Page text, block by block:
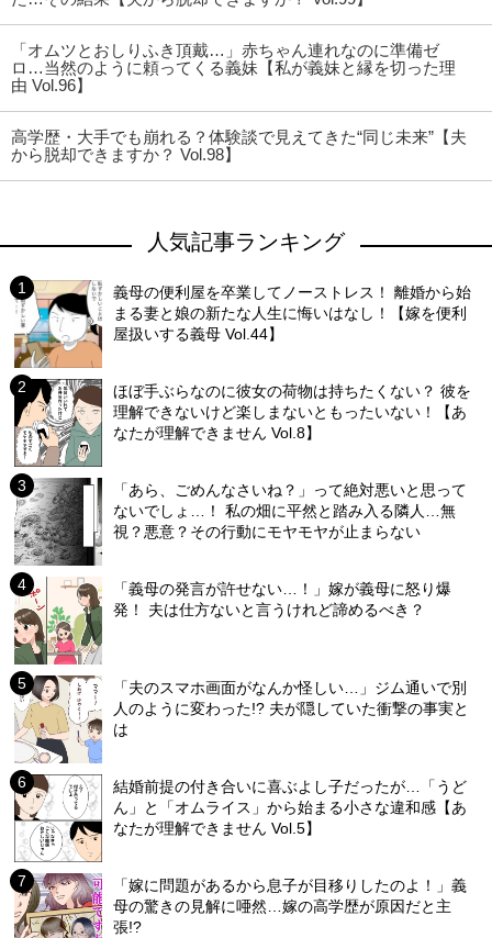
「オムツとおしりふき頂戴…」赤ちゃん連れなのに準備ゼ
ロ…当然のように頼ってくる義妹【私が義妹と縁を切った理
由 Vol.96】
高学歴・大手でも崩れる？体験談で見えてきた“同じ未来”【夫
から脱却できますか？ Vol.98】
人気記事ランキング
義母の便利屋を卒業してノーストレス！ 離婚から始
まる妻と娘の新たな人生に悔いはなし！【嫁を便利
屋扱いする義母 Vol.44】
ほぼ手ぶらなのに彼女の荷物は持ちたくない？ 彼を
理解できないけど楽しまないともったいない！【あ
なたが理解できません Vol.8】
「あら、ごめんなさいね？」って絶対悪いと思って
ないでしょ…！ 私の畑に平然と踏み入る隣人…無
視？悪意？その行動にモヤモヤが止まらない
「義母の発言が許せない…！」嫁が義母に怒り爆
発！ 夫は仕方ないと言うけれど諦めるべき？
「夫のスマホ画面がなんか怪しい…」ジム通いで別
人のように変わった!? 夫が隠していた衝撃の事実と
は
結婚前提の付き合いに喜ぶよし子だったが…「うど
ん」と「オムライス」から始まる小さな違和感【あ
なたが理解できません Vol.5】
「嫁に問題があるから息子が目移りしたのよ！」義
母の驚きの見解に唖然…嫁の高学歴が原因だと主
張!?